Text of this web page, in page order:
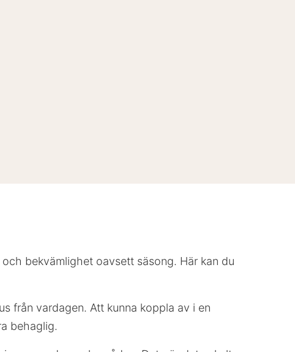
bekvämlighet oavsett säsong. Här kan du
från vardagen. Att kunna koppla av i en
behaglig.